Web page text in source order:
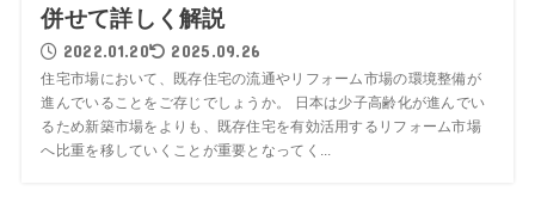
併せて詳しく解説
2022.01.20 2025.09.26
住宅市場において、既存住宅の流通やリフォーム市場の環境整備が
進んでいることをご存じでしょうか。 日本は少子高齢化が進んでい
るため新築市場をよりも、既存住宅を有効活用するリフォーム市場
へ比重を移していくことが重要となってく...